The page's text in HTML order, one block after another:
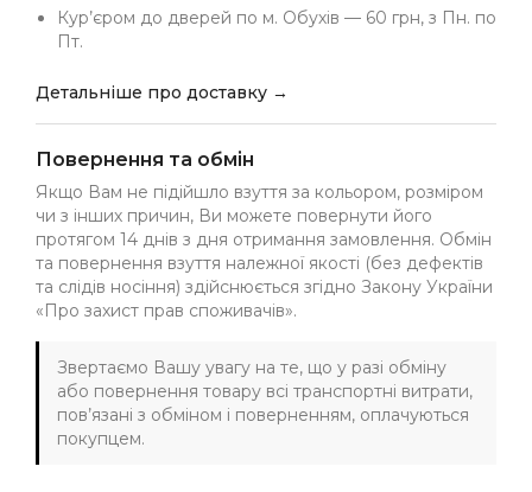
Кур’єром до дверей по м. Обухів — 60 грн, з Пн. по
Пт.
Детальніше про доставку →
Повернення та обмін
Якщо Вам не підійшло взуття за кольором, розміром
чи з інших причин, Ви можете повернути його
протягом 14 днів з дня отримання замовлення. Обмін
та повернення взуття належної якості (без дефектів
та слідів носіння) здійснюється згідно Закону України
«Про захист прав споживачів».
Звертаємо Вашу увагу на те, що у разі обміну
або повернення товару всі транспортні витрати,
пов’язані з обміном і поверненням, оплачуються
покупцем.